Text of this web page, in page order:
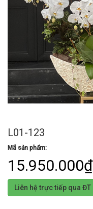
L01-123
Mã sản phẩm:
15.950.000₫
Liên hệ trực tiếp qua ĐT